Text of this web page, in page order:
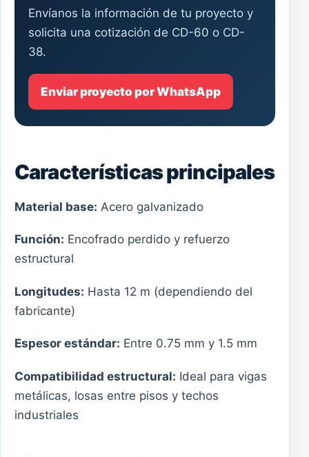
Envíanos la información de tu proyecto y
solicita una cotización de CD-60 o CD-
38.
Enviar proyecto por WhatsApp
Características principales
Material base: Acero galvanizado
Función: Encofrado perdido y refuerzo
estructural
Longitudes: Hasta 12 m (dependiendo del
fabricante)
Espesor estándar: Entre 0.75 mm y 1.5 mm
Compatibilidad estructural: Ideal para vigas
metálicas, losas entre pisos y techos
industriales